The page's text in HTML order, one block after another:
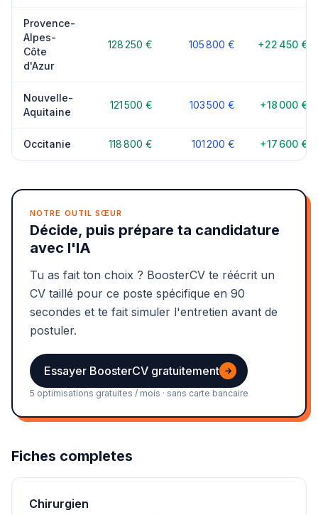
Provence-
Alpes-
Côte
d'Azur
128 250 € 105 800 € +22 450 €
Nouvelle-
Aquitaine
121 500 € 103 500 € +18 000 €
Occitanie 118 800 € 101 200 € +17 600 €
NOTRE OUTIL SŒUR
Décide, puis prépare ta candidature
avec l'IA
Tu as fait ton choix ? BoosterCV te réécrit un
CV taillé pour ce poste spécifique en 90
secondes et te fait simuler l'entretien avant de
postuler.
Essayer BoosterCV gratuitement →
5 optimisations gratuites / mois · sans carte bancaire
Fiches completes
Chirurgien